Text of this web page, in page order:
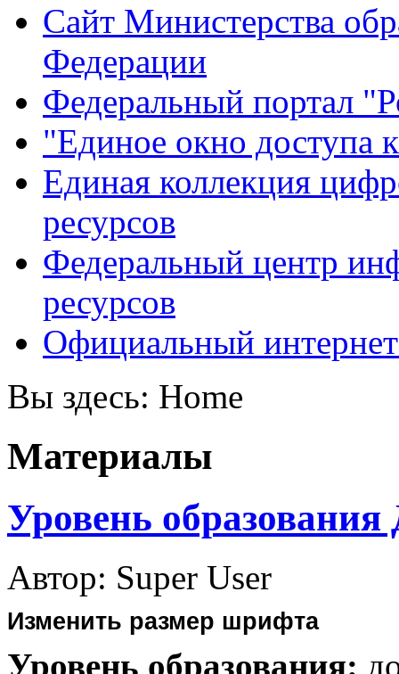
Сайт Министерства
Федерации
Федеральный портал
"Единое окно доступа
Единая коллекция
ресурсов
Федеральный центр
ресурсов
Официальный
Вы здесь: Home
Материалы
Уровень
Автор: Super User
Изменить размер шрифта
Уровень образования: